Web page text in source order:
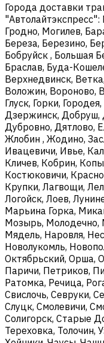
Города доставки
"Автолайтэкспресс":
Гродно, Могилев,
Береза, Березино,
Бобруйск , Большая
Браслав, Буда-
Верхнедвинск,
Воложин, Вороново,
Глуск, Горки,
Дзержинск, Добруш,
Дубровно, Дятлово,
Жлобин , Жодино,
Ивацевичи, Ивье,
Кличев, Кобрин,
Костюковичи,
Крупки, Лагвощи,
Логойск, Лоев,
Марьина Горка,
Мозырь, Молодечно,
Мядель, Наровля,
Новолукомль,
Октябрьский, Орша,
Паричи, Петриков,
Ратомка, Речица,
Свислочь, Севруки,
Слуцк, Смолевичи,
Солигорск, Старые
Тереховка, Толочин,